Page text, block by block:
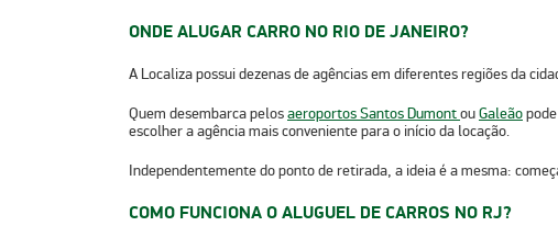
ONDE ALUGAR CARRO NO RIO DE JANEIRO?
A Localiza possuidezenas de agências em diferentes regiões da
Quem desembarca pelosaeroportos Santos DumontouGaleão
escolher a agência mais conveniente para o início da locação.
Independentemente do ponto de retirada, a ideia é a mesma:
COMO FUNCIONA O ALUGUEL DE CARROS NO RJ?